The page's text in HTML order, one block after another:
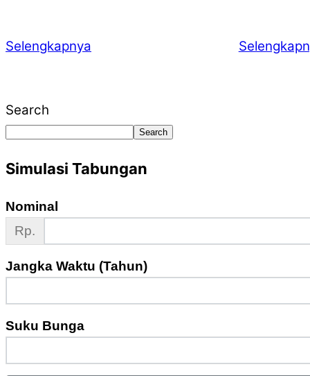
Selengkapnya
Search
Search
Simulasi Tabungan
Nominal
Rp.
Jangka Waktu (Tahun)
Suku Bunga